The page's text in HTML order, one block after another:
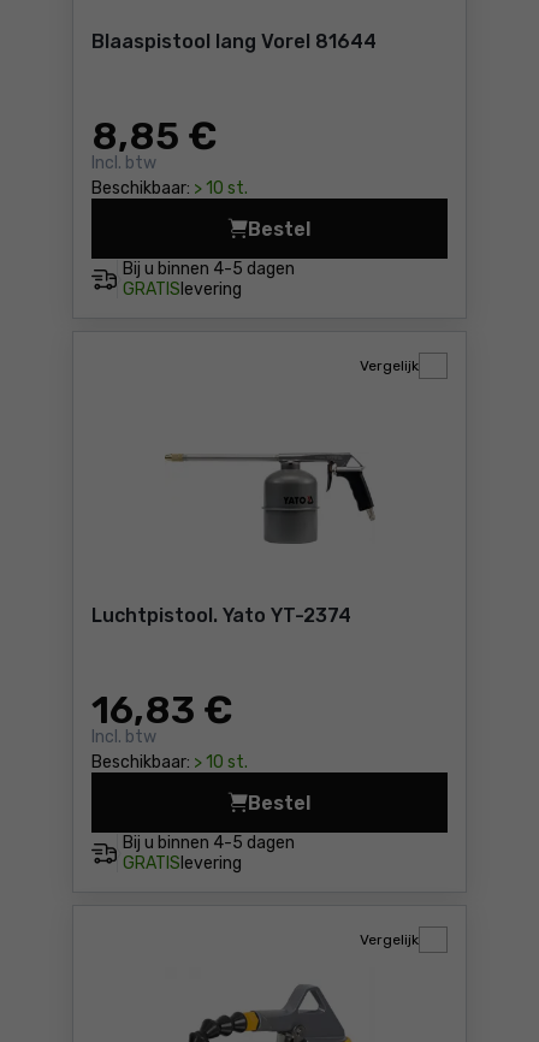
Blaaspistool lang Vorel 81644
8,85 €
Incl. btw
Beschikbaar: > 10 st.
Bij u binnen 4-5 dagen
GRATIS levering
Bestel
Blaaspistool lang Vorel
Luchtpistool. Yato YT-2374
16,83 €
Incl. btw
Beschikbaar: > 10 st.
Vergelijk
Bij u binnen 4-5 dagen
GRATIS levering
Bestel
Luchtpistool. Yato YT-2374
Vergelijk